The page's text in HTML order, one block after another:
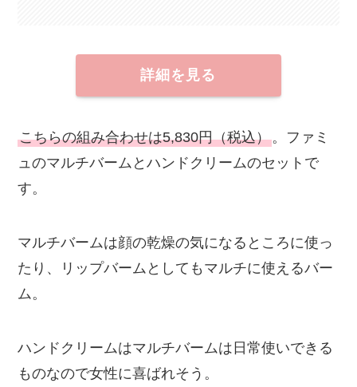
詳細を見る
こちらの組み合わせは5,830円（税込）。ファミ
ュのマルチバームとハンドクリームのセットで
す。
マルチバームは顔の乾燥の気になるところに使っ
たり、リップバームとしてもマルチに使えるバー
ム。
ハンドクリームはマルチバームは日常使いできる
ものなので女性に喜ばれそう。